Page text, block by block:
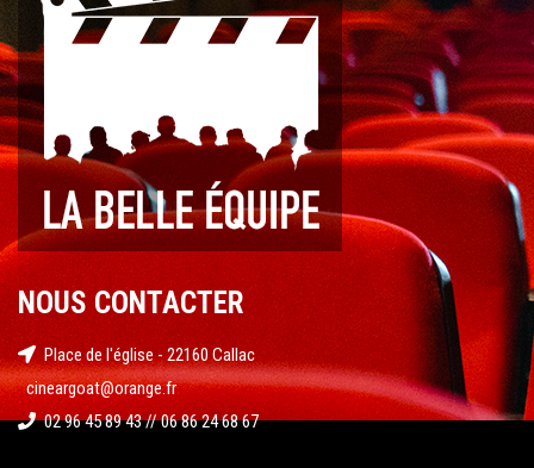
NOUS CONTACTER
Place de l'église - 22160 Callac
cineargoat@orange.fr
02 96 45 89 43 // 06 86 24 68 67